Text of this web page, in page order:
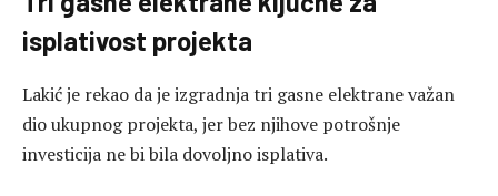
isplativost projekta
Lakić je rekao da je izgradnja tri gasne elektrane važan
dio ukupnog projekta, jer bez njihove potrošnje
investicija ne bi bila dovoljno isplativa.